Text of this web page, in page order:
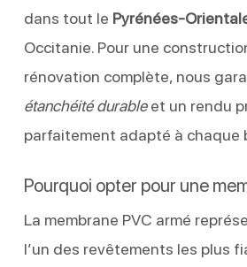
dans tout le Pyrénées-
Occitanie. Pour une
rénovation complète, nous
étanchéité durableet un rendu
parfaitement adapté à chaque
Pourquoi opter pour une
La membrane PVC armé
l’un des revêtements les plus